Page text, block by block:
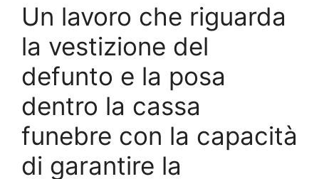
Un lavoro che riguarda
la vestizione del
defunto e la posa
dentro la cassa
funebre con la capacità
di garantire la